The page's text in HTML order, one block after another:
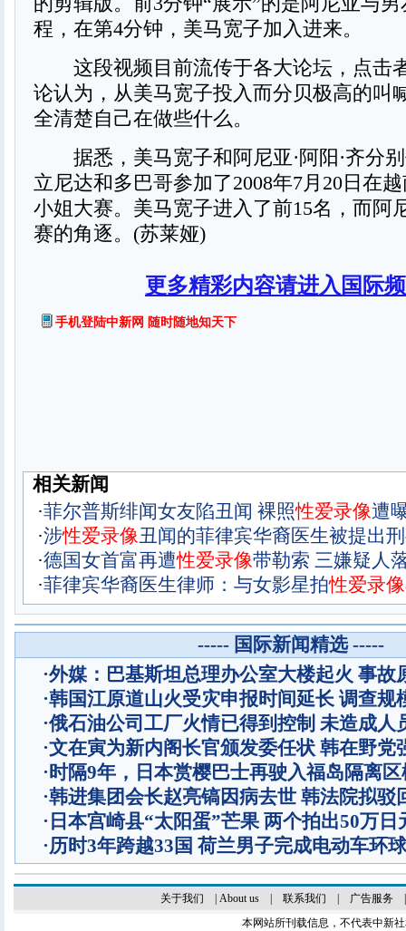
程，在第4分钟，美马宽子加入进来。
这段视频目前流传于各大论坛，点击
论认为，从美马宽子投入而分贝极高的叫
全清楚自己在做些什么。
据悉，美马宽子和阿尼亚·阿阳·齐分
立尼达和多巴哥参加了2008年7月20日在
小姐大赛。美马宽子进入了前15名，而阿
赛的角逐。(苏莱娅)
更多精彩内容请进入国际
手机登陆中新网 随时随地知天下
相关新闻
·菲尔普斯绯闻女友陷丑闻 裸照性爱录像遭
·涉性爱录像丑闻的菲律宾华裔医生被提出
·德国女首富再遭性爱录像带勒索 三嫌疑人
·菲律宾华裔医生律师：与女影星拍性爱录像
----- 国际新闻精选 -----
·外媒：巴基斯坦总理办公室大楼起火 事故
·韩国江原道山火受灾申报时间延长 调查规
·俄石油公司工厂火情已得到控制 未造成人
·文在寅为新内阁长官颁发委任状 韩在野党
·时隔9年，日本赏樱巴士再驶入福岛隔离
·韩进集团会长赵亮镐因病去世 韩法院拟驳
· 日本宫崎县“太阳蛋”芒果 两个拍出50万日
·历时3年跨越33国 荷兰男子完成电动车环
关于我们 About us| 联系我们 广告服务
本网站所刊载信息，不代表中新